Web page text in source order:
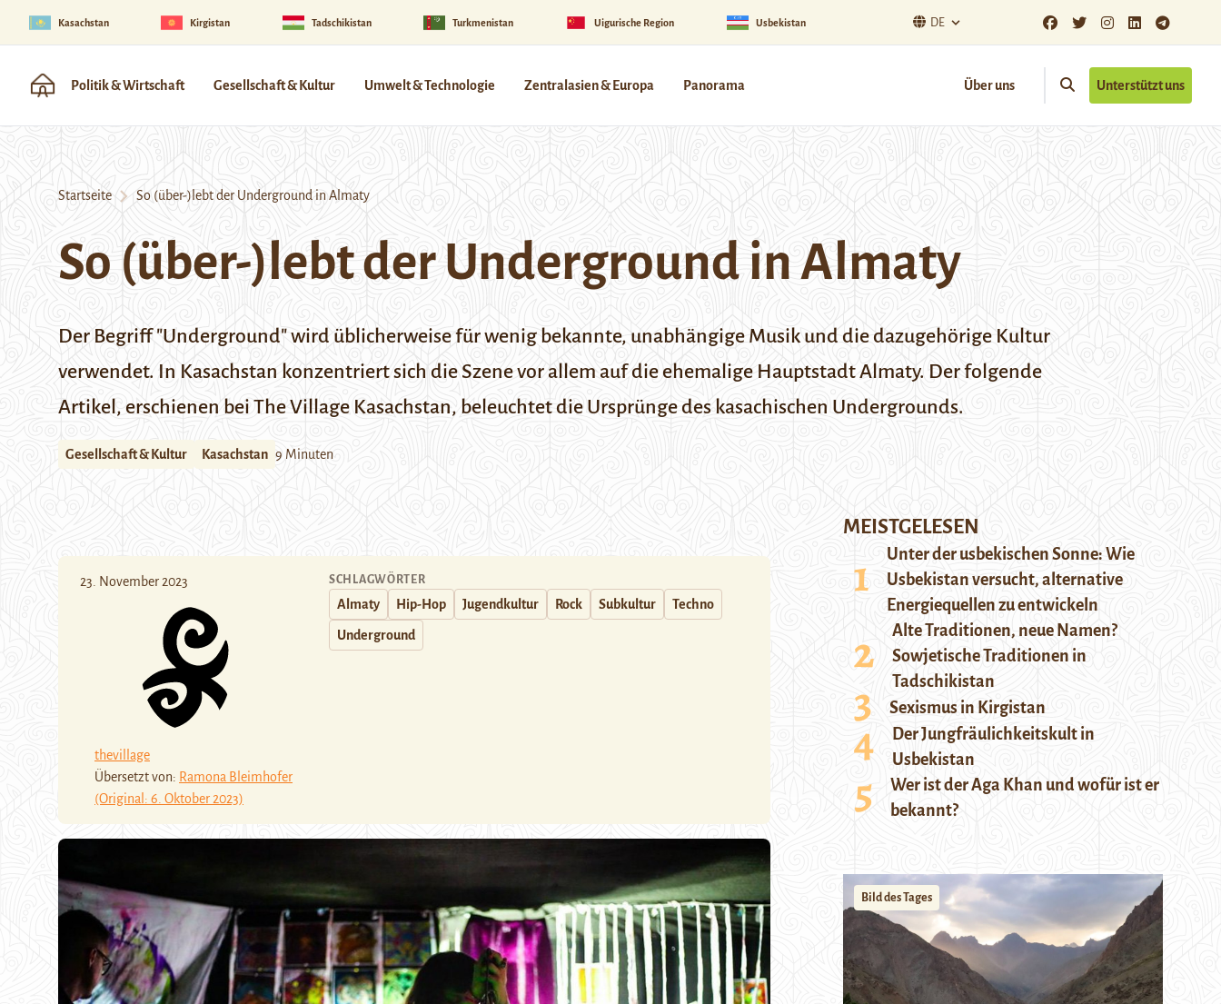
Kasachstan Kirgistan Tadschikistan Turkmenistan Uigurische Region Usbekistan DE
Politik & Wirtschaft Gesellschaft & Kultur Umwelt & Technologie Zentralasien & Europa Panorama Über uns Unterstützt uns
Startseite So (über-)lebt der Underground in Almaty
So (über-)lebt der Underground in Almaty
Der Begriff "Underground" wird üblicherweise für wenig bekannte, unabhängige Musik und die dazugehörige Kultur
verwendet. In Kasachstan konzentriert sich die Szene vor allem auf die ehemalige Hauptstadt Almaty. Der folgende
Artikel, erschienen bei The Village Kasachstan, beleuchtet die Ursprünge des kasachischen Undergrounds.
Gesellschaft & Kultur Kasachstan 9 Minuten
23. November 2023
thevillage
Übersetzt von: Ramona Bleimhofer
(Original: 6. Oktober 2023)
SCHLAGWÖRTER
Almaty Hip-Hop Jugendkultur Rock Subkultur Techno
Underground
MEISTGELESEN
Unter der usbekischen Sonne: Wie
Usbekistan versucht, alternative
Energiequellen zu entwickeln
Alte Traditionen, neue Namen?
Sowjetische Traditionen in
Tadschikistan
Sexismus in Kirgistan
Der Jungfräulichkeitskult in
Usbekistan
Wer ist der Aga Khan und wofür ist er
bekannt?
Bild des Tages